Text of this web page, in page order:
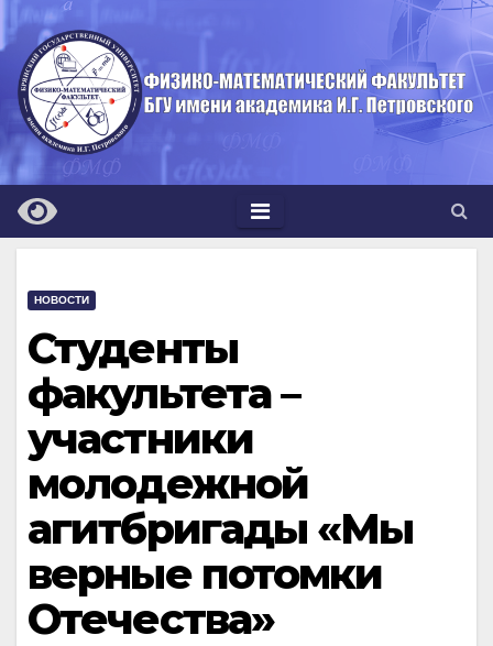
Перейти
к
содержимому
НОВОСТИ
Студенты
факультета –
участники
молодежной
агитбригады «Мы
верные потомки
Отечества»